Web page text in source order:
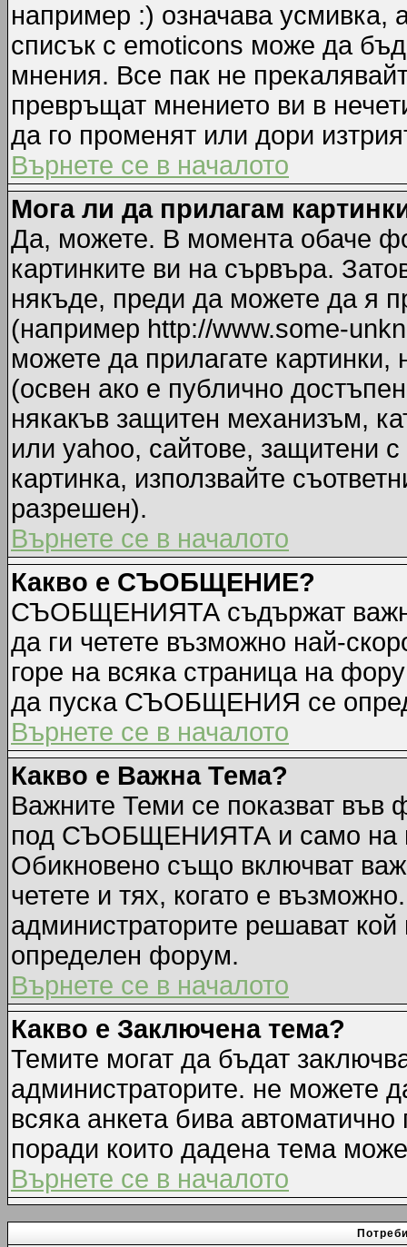
например :) означава усмивка,
списък с emoticons може да
мнения. Все пак не
превръщат мнението ви в
да го променят или дори
Върнете се в началото
Мога ли да прилагам
Да, можете. В момента обаче
картинките ви на сървъра.
някъде, преди да можете да я
(например http://www.some-
можете да прилагате
(освен ако е публично
някакъв защитен механизъм,
или yahoo, сайтове, защитени
картинка, използвайте
разрешен).
Върнете се в началото
Какво е СЪОБЩЕНИЕ?
СЪОБЩЕНИЯТА съдържат
да ги четете възможно най-
горе на всяка страница на
да пуска СЪОБЩЕНИЯ се
Върнете се в началото
Какво е Важна Тема?
Важните Теми се показват във
под СЪОБЩЕНИЯТА и само на
Обикновено също включват
четете и тях, когато е
администраторите решават
определен форум.
Върнете се в началото
Какво е Заключена тема?
Темите могат да бъдат
администраторите. не можете
всяка анкета бива
поради които дадена тема
Върнете се в началото